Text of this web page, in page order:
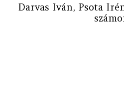
Darvas Iván, Psota